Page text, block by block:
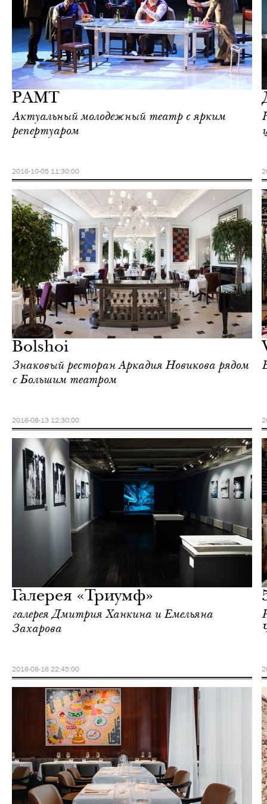
РАМТ
Актуальный молодежный театр с ярким
репертуаром
2016-10-05 11:30:00
Bolshoi
Знаковый ресторан Аркадия Новикова рядом
с Большим театром
2016-08-13 12:30:00
Галерея «Триумф»
галерея Дмитрия Ханкина и Емельяна
Захарова
2016-08-16 22:45:00